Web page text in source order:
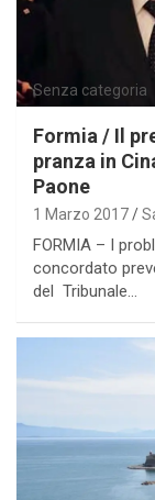
Senza categoria
Formia / Il
pranza in
Paone
1 Marzo 2017
FORMIA – I
concordato
del Tribunale…